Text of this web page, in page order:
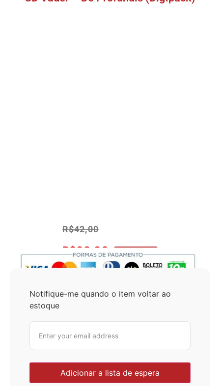
R$42,00
R$39,90 No Pix 5% OFF
Notifique-me quando o item voltar ao
estoque